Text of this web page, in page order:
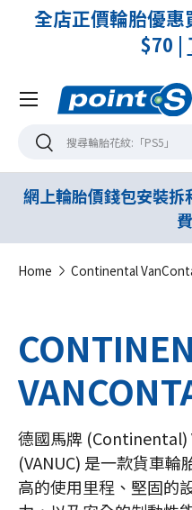
全店正價輪胎優
$70 |
搜尋搜尋
Menu
網上輪胎價錢包安裝
Home Continental
德國馬牌
(VANUC) 是一款貨車
高的使用里程、堅固的